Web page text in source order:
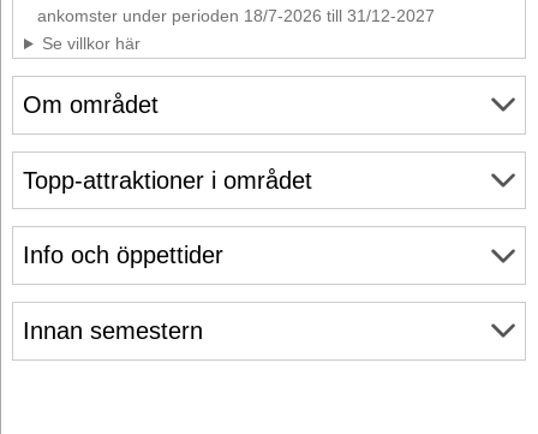
Om området
Info och öppettider
Innan semestern
ankomster under perioden 18/7-2026 till 31/12-2027
Se villkor här
Topp-attraktioner i området